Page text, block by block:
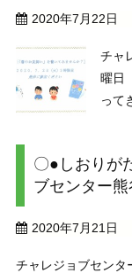
2020年7月22日
チャ
曜日
って
お知
作っ
〇●しおりが
ブセンター熊
2020年7月21日
チャレジョブセンタ